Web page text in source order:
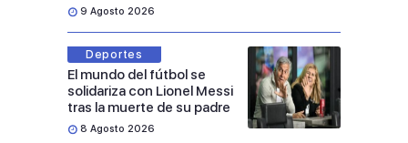
9 Agosto 2026
Deportes
El mundo del fútbol se
solidariza con Lionel Messi
tras la muerte de su padre
8 Agosto 2026